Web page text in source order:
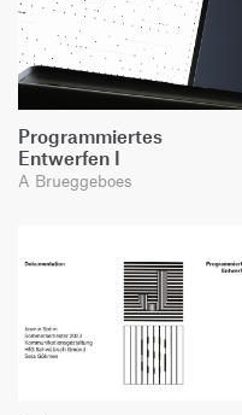
Programmiertes
Entwerfen I
A Brueggeboes